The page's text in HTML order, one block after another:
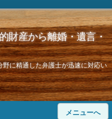
財産から離婚・遺言・
野に精通した弁護士が迅速に対応い
メニューへ